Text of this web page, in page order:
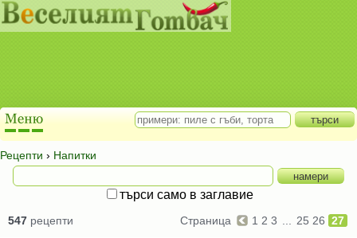
Рецепти › Напитки
търси само в заглавие
547 рецепти Страница 1 2 3 25 26 27